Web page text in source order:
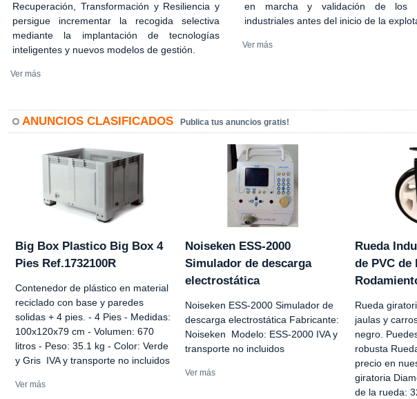
Recuperación, Transformación y Resiliencia y
persigue incrementar la recogida selectiva
mediante la implantación de tecnologías
inteligentes y nuevos modelos de gestión.
Ver más
en marcha y validación de los
industriales antes del inicio de la
Ver más
ANUNCIOS CLASIFICADOS Publica tus anuncios gratis!
Big Box Plastico Big Box 4
Pies Ref.1732100R
Contenedor de plástico en material
reciclado con base y paredes
solidas + 4 pies. - 4 Pies - Medidas:
100x120x79 cm - Volumen: 670
litros - Peso: 35.1 kg - Color: Verde
y Gris IVA y transporte no incluidos
Ver más
Noiseken ESS-2000
Simulador de descarga
electrostática
Noiseken ESS-2000 Simulador de
descarga electrostática Fabricante:
Noiseken Modelo: ESS-2000 IVA y
transporte no incluidos
Ver más
Rueda
de PVC de
Rueda
jaulas y
negro.
robusta
precio en
giratoria
de la rueda: